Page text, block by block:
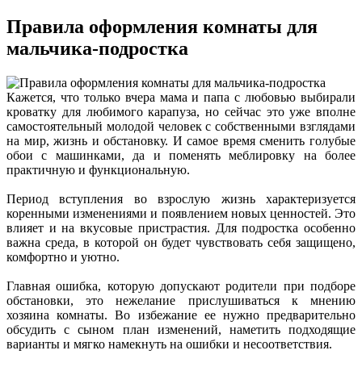
Правила оформления комнаты для
мальчика-подростка
Кажется, что только вчера мама и папа с любовью выбирали
кроватку для любимого карапуза, но сейчас это уже вполне
самостоятельный молодой человек с собственными взглядами
на мир, жизнь и обстановку. И самое время сменить голубые
обои с машинками, да и поменять меблировку на более
практичную и функциональную.
Период вступления во взрослую жизнь характеризуется
коренными изменениями и появлением новых ценностей. Это
влияет и на вкусовые пристрастия. Для подростка особенно
важна среда, в которой он будет чувствовать себя защищено,
комфортно и уютно.
Главная ошибка, которую допускают родители при подборе
обстановки, это нежелание прислушиваться к мнению
хозяина комнаты. Во избежание ее нужно предварительно
обсудить с сыном план изменений, наметить подходящие
варианты и мягко намекнуть на ошибки и несоответствия.